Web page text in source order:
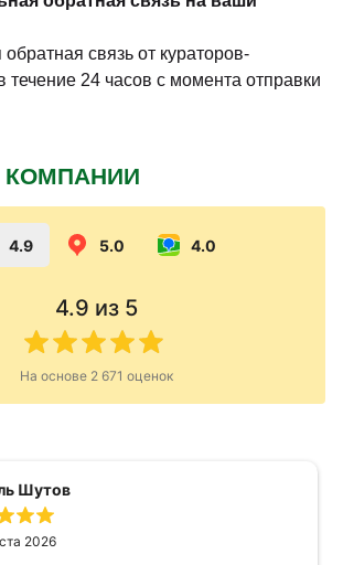
связь от кураторов-
течение 24 часов с момента отправки
4.9 5.0 4.0
4.9 из 5
На основе 2 671 оценок
Шутов
2026